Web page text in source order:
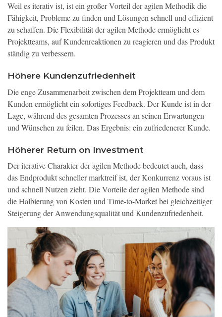
Weil es iterativ ist, ist ein großer Vorteil der agilen Methodik die
Fähigkeit, Probleme zu finden und Lösungen schnell und effizient
zu schaffen. Die Flexibilität der agilen Methode ermöglicht es
Projektteams, auf Kundenreaktionen zu reagieren und das Produkt
ständig zu verbessern.
Höhere Kundenzufriedenheit
Die enge Zusammenarbeit zwischen dem Projektteam und dem
Kunden ermöglicht ein sofortiges Feedback. Der Kunde ist in der
Lage, während des gesamten Prozesses an seinen Erwartungen
und Wünschen zu feilen. Das Ergebnis: ein zufriedenerer Kunde.
Höherer Return on Investment
Der iterative Charakter der agilen Methode bedeutet auch, dass
das Endprodukt schneller marktreif ist, der Konkurrenz voraus ist
und schnell Nutzen zieht. Die Vorteile der agilen Methode sind
die Halbierung von Kosten und Time-to-Market bei gleichzeitiger
Steigerung der Anwendungsqualität und Kundenzufriedenheit.